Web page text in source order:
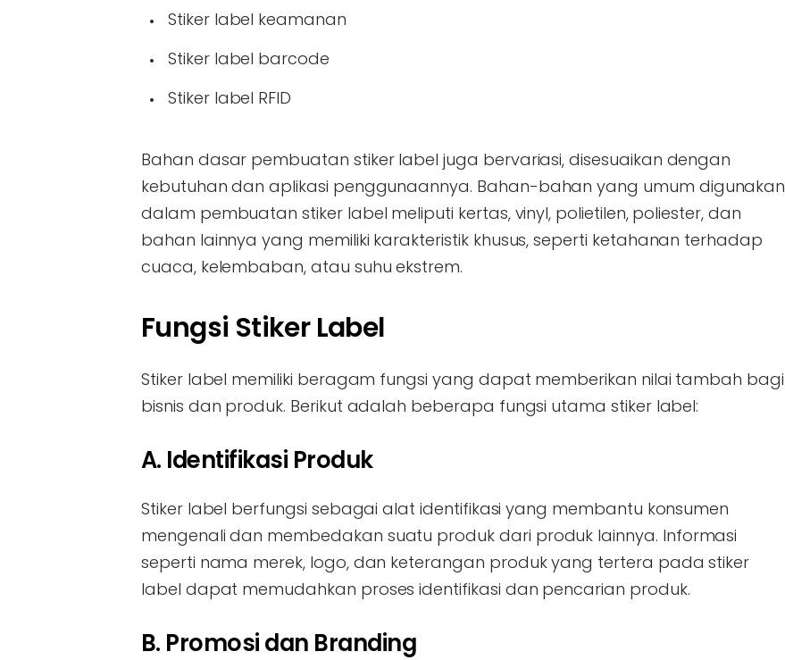
Stiker label keamanan
Stiker label barcode
Stiker label RFID
Bahan dasar pembuatan stiker label juga bervariasi, disesuaikan dengan
kebutuhan dan aplikasi penggunaannya. Bahan-bahan yang umum digunakan
dalam pembuatan stiker label meliputi kertas, vinyl, polietilen, poliester, dan
bahan lainnya yang memiliki karakteristik khusus, seperti ketahanan terhadap
cuaca, kelembaban, atau suhu ekstrem.
Fungsi Stiker Label
Stiker label memiliki beragam fungsi yang dapat memberikan nilai tambah bagi
bisnis dan produk. Berikut adalah beberapa fungsi utama stiker label:
A. Identifikasi Produk
Stiker label berfungsi sebagai alat identifikasi yang membantu konsumen
mengenali dan membedakan suatu produk dari produk lainnya. Informasi
seperti nama merek, logo, dan keterangan produk yang tertera pada stiker
label dapat memudahkan proses identifikasi dan pencarian produk.
B. Promosi dan Branding